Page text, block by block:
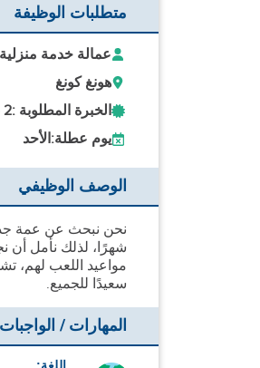
متطلبات الوظيفة
عمالة خدمة منزلية
هونغ كونغ
الخبرة المطلوبة :2 -
يوم عطلة:الأحد
الوصف الوظيفي
شهرًا، لذلك نأمل أن
مواعيد اللعب لهم،
سعيدًا للجميع.
المهارات /